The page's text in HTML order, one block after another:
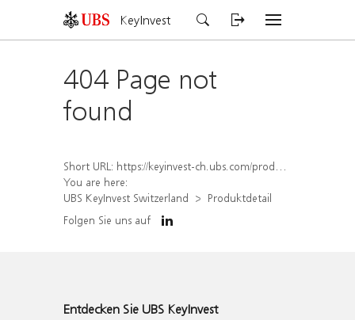
KeyInvest
404 Page not
found
Short URL: https://keyinvest-ch.ubs.com/produkt/detail/index/isin/CH1574369323
You are here:
UBS KeyInvest Switzerland
Produktdetail
Folgen Sie uns auf
Entdecken Sie UBS KeyInvest